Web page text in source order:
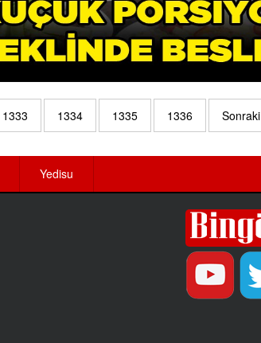
1333 1334 1335 1336 Sonraki
Yedisu